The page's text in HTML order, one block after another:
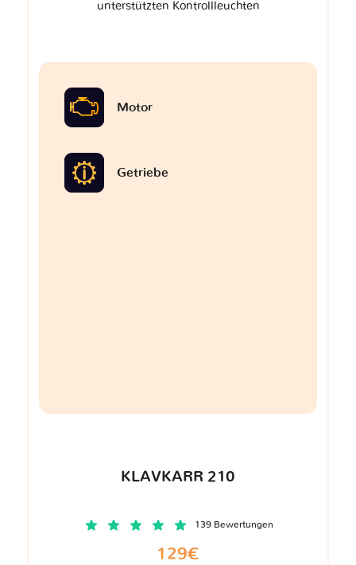
unterstützten Kontrollleuchten
Motor
Getriebe
KLAVKARR 210
139 Bewertungen
129€